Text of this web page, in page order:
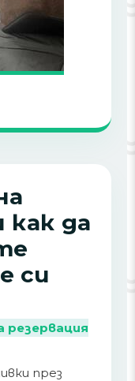
как да
си
резервация
през